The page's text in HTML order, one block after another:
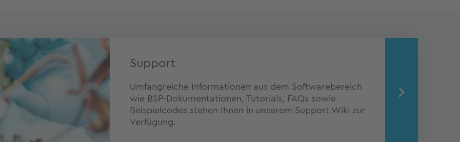
Support
Umfangreiche Informationen aus dem Softwarebereich
wie BSP-Dokumentationen, Tutorials, FAQs sowie
Beispielcodes stehen Ihnen in unserem Support Wiki zur
Verfügung.